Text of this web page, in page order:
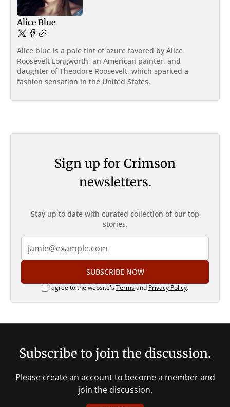
Alice Blue
Alice blue is a pale tint of azure favored by Alice
Roosevelt Longworth, an American painter, and
daughter of Theodore Roosevelt, which sparked a
fashion sensation in the United States.
Sign up for Crimson
newsletters.
Stay up to date with curated collection of our top
stories.
SUBSCRIBE NOW
I agree to the website'sTermsand Privacy Policy.
Subscribe to join the discussion.
Please create an account to become a member and
join the discussion.